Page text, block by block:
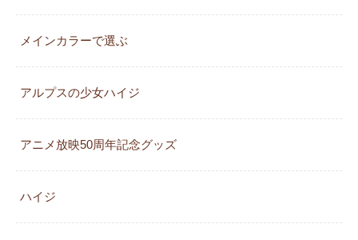
メインカラーで選ぶ
アルプスの少女ハイジ
アニメ放映50周年記念グッズ
ハイジ